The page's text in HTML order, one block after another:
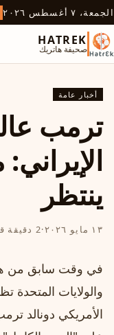
الجمعة، ٧ أغسطس ٢٠٢٦
HATREK
صحيفة هاتريك
أخبار عامة
ترمب
ينتظر
١٣ مايو ٢٠٢٦ ·2 دقيقة قراءة
في وقت سابق من
والولايات المتحدة
الأمريكي دونالد